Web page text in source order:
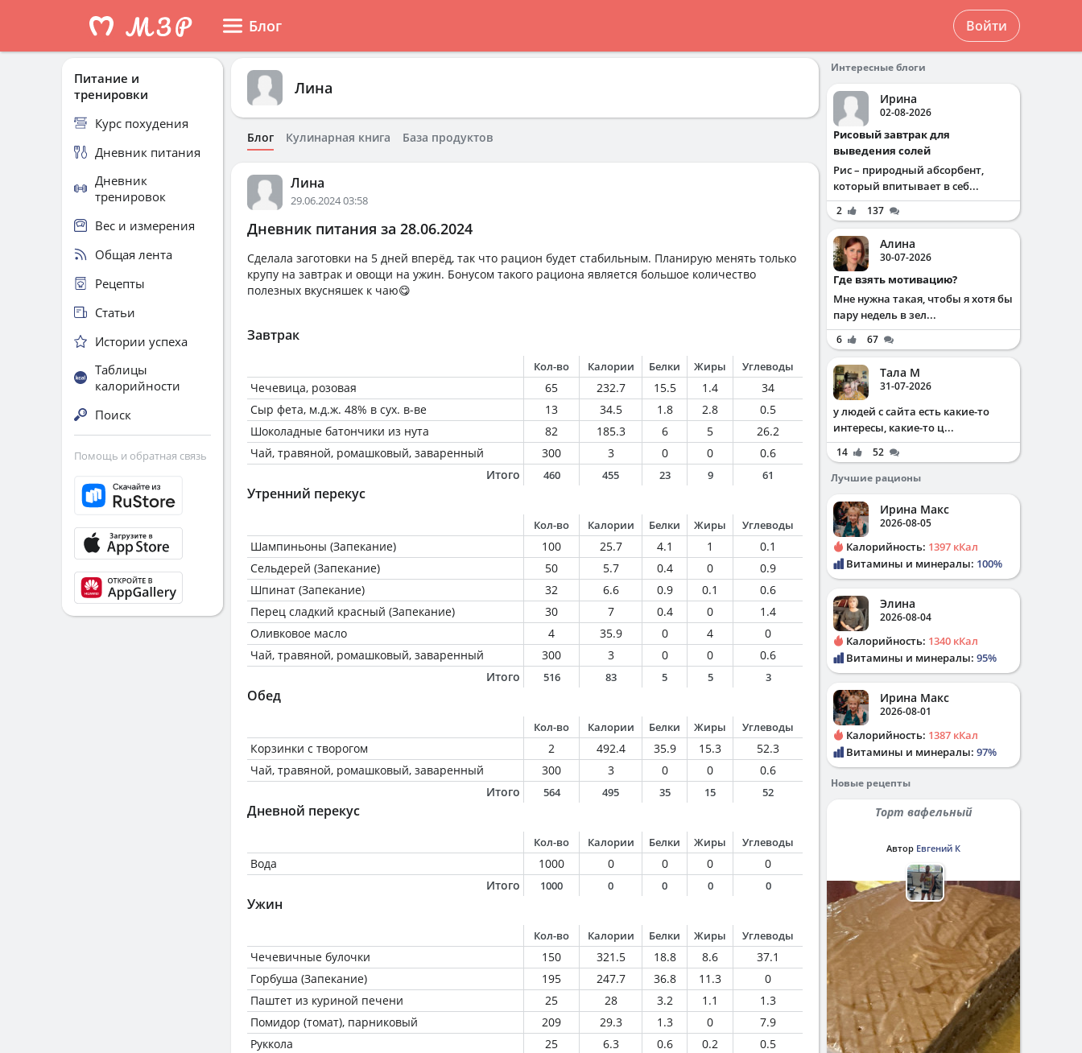
Блог Войти
Лина
Блог Кулинарная книга База продуктов
Лина
29.06.2024 03:58
Дневник питания за 28.06.2024
Сделала заготовки на 5 дней вперёд, так что рацион будет стабильным. Планирую менять только
крупу на завтрак и овощи на ужин. Бонусом такого рациона является большое количество
полезных вкусняшек к чаю😋
Завтрак
Кол-во Калории Белки Жиры Углеводы
Чечевица, розовая 65 232.7 15.5 1.4
34
Сыр фета, м.д.ж. 48% в сух. в-ве
13 34.5 1.8 2.8
0.5
Шоколадные батончики из нута
82 185.3 6 5
26.2
Чай, травяной, ромашковый, заваренный
300 3 0 0
0.6
Итого
460 455 23 9 61
Утренний перекус
Кол-во Калории Белки Жиры Углеводы
Шампиньоны (Запекание) 100 25.7 4.1 1
0.1
Сельдерей (Запекание)
50 5.7 0.4 0
0.9
Шпинат (Запекание)
32 6.6 0.9 0.1
0.6
Перец сладкий красный (Запекание)
30 7 0.4 0
1.4
Оливковое масло
4 35.9 0 4
0
Чай, травяной, ромашковый, заваренный
300 3 0 0
0.6
Итого
516 83 5 5 3
Обед
Кол-во Калории Белки Жиры Углеводы
Корзинки с творогом 2 492.4 35.9 15.3
52.3
Чай, травяной, ромашковый, заваренный
300 3 0 0
0.6
Итого
564 495 35 15 52
Дневной перекус
Кол-во Калории Белки Жиры Углеводы
Вода 1000 0 0 0
0
Итого
1000 0 0 0 0
Ужин
Кол-во Калории Белки Жиры Углеводы
Чечевичные булочки 150 321.5 18.8 8.6
37.1
Горбуша (Запекание)
195 247.7 36.8 11.3
0
Паштет из куриной печени
25 28 3.2 1.1
1.3
Помидор (томат), парниковый
209 29.3 1.3 0
7.9
Руккола
25 6.3 0.6 0.2
0.5
Питание и
тренировки
Курс похудения
Дневник питания
Дневник
тренировок
Вес и измерения
Общая лента
Рецепты
Статьи
Истории успеха
Таблицы
калорийности
Поиск
Помощь и обратная связь
Интересные блоги
Ирина
02-08-2026
Рисовый завтрак для
выведения солей
Рис – природный абсорбент,
который впитывает в себ...
2 137
Алина
30-07-2026
Где взять мотивацию?
Мне нужна такая, чтобы я хотя бы
пару недель в зел...
6 67
Тала М
31-07-2026
у людей с сайта есть какие-то
интересы, какие-то ц...
14
52
Лучшие рационы
Ирина Макс
2026-08-05
Калорийность: 1397 кКал
Витамины и минералы: 100%
Элина
2026-08-04
Калорийность: 1340 кКал
Витамины и минералы: 95%
Ирина Макс
2026-08-01
Калорийность: 1387 кКал
Витамины и минералы: 97%
Новые рецепты
Торт вафельный
Автор Евгений К